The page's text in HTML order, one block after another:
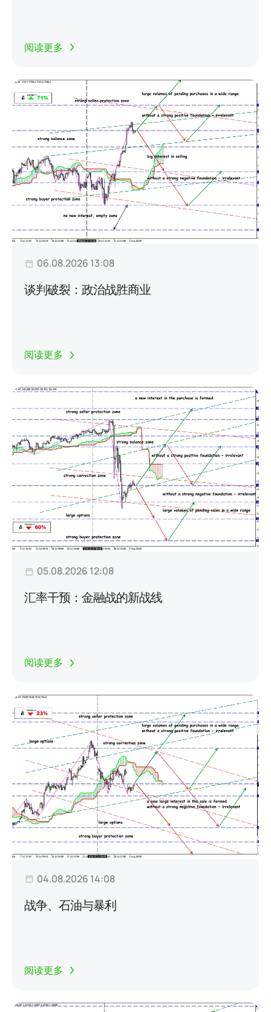
阅读更多
06.08.2026 13:08
谈判破裂：政治战胜商业
阅读更多
05.08.2026 12:08
汇率干预：金融战的新战线
阅读更多
04.08.2026 14:08
战争、石油与暴利
阅读更多